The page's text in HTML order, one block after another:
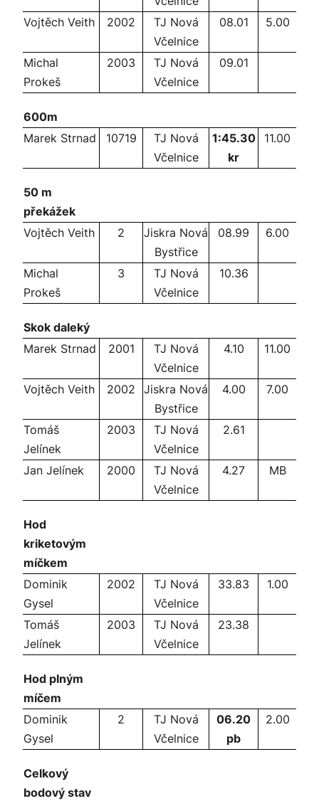
Vojtěch Veith
2002
TJ Nová
Včelnice
08.01 5.00
Michal
Prokeš
2003
TJ Nová
Včelnice
09.01
600m
Marek Strnad
10719
TJ Nová
Včelnice
1:45.30
kr
11.00
50 m
překážek
Vojtěch Veith
2
Jiskra Nová
Bystřice
08.99 6.00
Michal
Prokeš
3
TJ Nová
Včelnice
10.36
Skok daleký
Marek Strnad
2001
TJ Nová
Včelnice
4.10 11.00
Vojtěch Veith 2002
Jiskra Nová
Bystřice
4.00 7.00
Tomáš
Jelínek
2003
TJ Nová
Včelnice
2.61
Jan Jelínek 2000
TJ Nová
Včelnice
4.27 MB
Hod
kriketovým
míčkem
Dominik
Gysel
2002
TJ Nová
Včelnice
33.83 1.00
Tomáš
Jelínek
2003
TJ Nová
Včelnice
23.38
Hod plným
míčem
Dominik
Gysel
2
TJ Nová
Včelnice
06.20
pb
2.00
Celkový
bodový stav